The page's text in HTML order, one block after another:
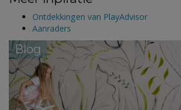
Ontdekkingen van PlayAdvisor
Aanraders
Blog